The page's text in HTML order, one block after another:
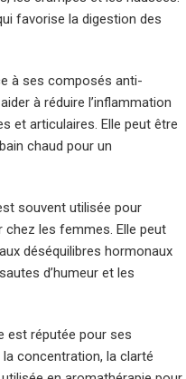
favorise la digestion des
à ses composés anti-
à réduire l’inflammation
et articulaires. Elle peut être
chaud pour un
souvent utilisée pour
chez les femmes. Elle peut
déséquilibres hormonaux
d’humeur et les
est réputée pour ses
concentration, la clarté